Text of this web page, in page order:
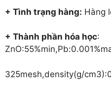
+ Tình trạng hàng: Hàng
+ Thành phần hóa học:
325mesh,density(g/